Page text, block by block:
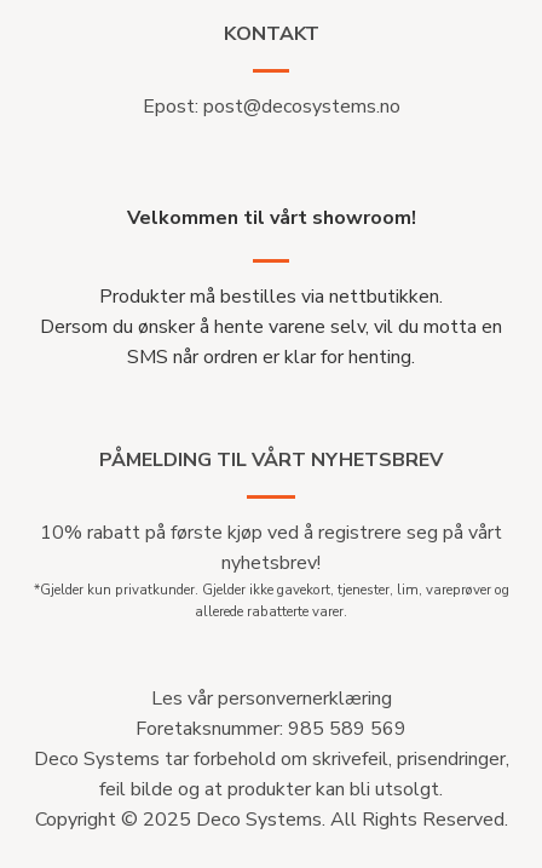
KONTAKT
Epost: post@decosystems.no
Velkommen til vårt showroom!
Produkter må bestilles via nettbutikken.
Dersom du ønsker å hente varene selv, vil du motta en
SMS når ordren er klar for henting.
PÅMELDING TIL VÅRT NYHETSBREV
10% rabatt på første kjøp ved å registrere seg på vårt
nyhetsbrev!
*Gjelder kun privatkunder. Gjelder ikke gavekort, tjenester, lim, vareprøver og
allerede rabatterte varer.
Les vår personvernerklæring
Foretaksnummer: 985 589 569
Deco Systems tar forbehold om skrivefeil, prisendringer,
feil bilde og at produkter kan bli utsolgt.
Copyright © 2025 Deco Systems. All Rights Reserved.